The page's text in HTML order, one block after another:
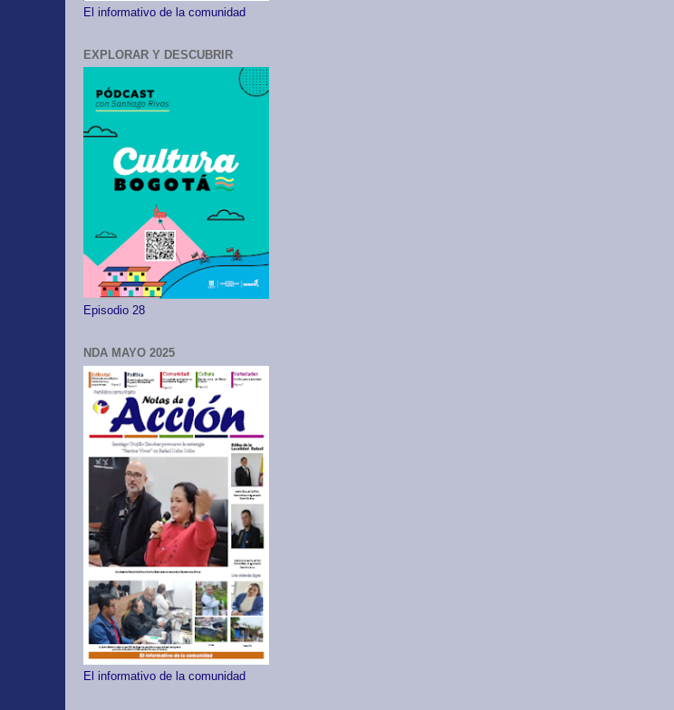
El informativo de la comunidad
EXPLORAR Y DESCUBRIR
Episodio 28
NDA MAYO 2025
El informativo de la comunidad